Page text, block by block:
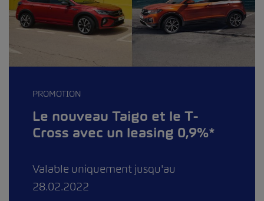
PROMOTION
Le nouveau Taigo et le T-
Cross avec un leasing 0,9%*
Valable uniquement jusqu'au
28.02.2022